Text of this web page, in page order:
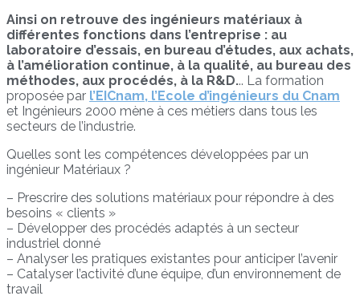
Ainsi on retrouve des ingénieurs matériaux à
différentes fonctions dans l’entreprise : au
laboratoire d’essais, en bureau d’études, aux achats,
à l’amélioration continue, à la qualité, au bureau des
méthodes, aux procédés, à la R&D... La formation
proposée par l’EICnam, l’Ecole d’ingénieurs du Cnam
et Ingénieurs 2000 mène à ces métiers dans tous les
secteurs de l’industrie.
Quelles sont les compétences développées par un
ingénieur Matériaux ?
– Prescrire des solutions matériaux pour répondre à des
besoins « clients »
– Développer des procédés adaptés à un secteur
industriel donné
– Analyser les pratiques existantes pour anticiper l’avenir
– Catalyser l’activité d’une équipe, d’un environnement de
travail